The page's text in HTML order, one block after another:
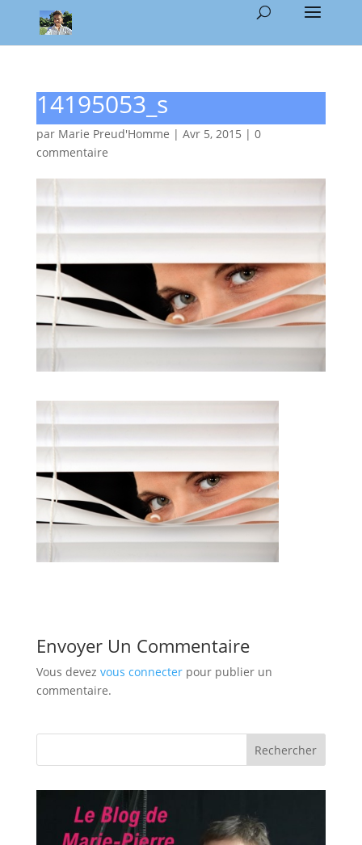
14195053_s
par Marie Preud'Homme | Avr 5, 2015 | 0
commentaire
Envoyer Un Commentaire
Vous devez vous connecterpour publier un
commentaire.